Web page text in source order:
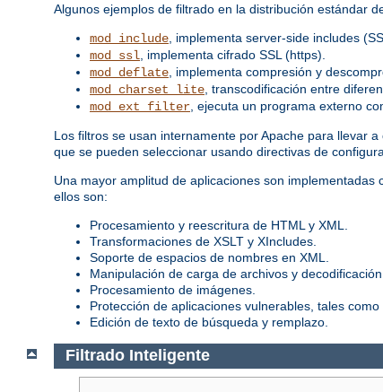
Algunos ejemplos de filtrado en la distribución estándar
mod_include , implementa server-side includes
mod_ssl , implementa cifrado SSL (https).
mod_deflate , implementa compresión y
mod_charset_lite , transcodificación entre
mod_ext_filter , ejecuta un programa externo
Los filtros se usan internamente por Apache para llevar
que se pueden seleccionar usando directivas de
Una mayor amplitud de aplicaciones son
ellos son:
Procesamiento y reescritura de HTML y XML.
Transformaciones de XSLT y XIncludes.
Soporte de espacios de nombres en XML.
Manipulación de carga de archivos y
Procesamiento de imágenes.
Protección de aplicaciones vulnerables, tales como
Edición de texto de búsqueda y remplazo.
Filtrado Inteligente